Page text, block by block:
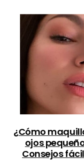
¿Cómo
ojos
Consejos